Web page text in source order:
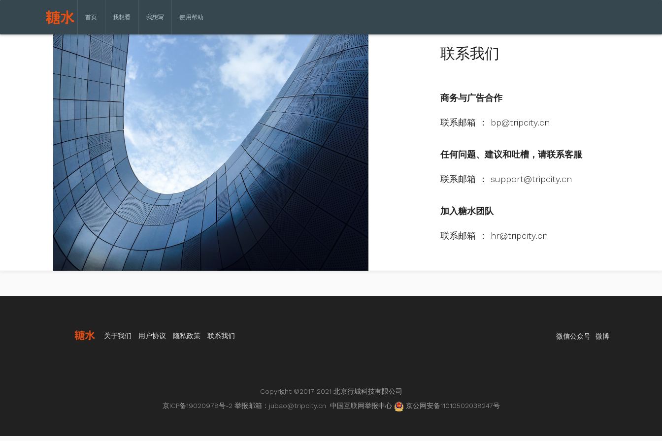
首页 我想看 我想写 使用帮助
联系我们
商务与广告合作
联系邮箱 ： bp@tripcity.cn
任何问题、建议和吐槽，请联系客服
联系邮箱 ： support@tripcity.cn
加入糖水团队
联系邮箱 ： hr@tripcity.cn
关于我们 用户协议 隐私政策 联系我们 微博
微信公众号
Copyright ©2017-2021 北京行城科技有限公司
京ICP备19020978号-2 举报邮箱：jubao@tripcity.cn 中国互联网举报中心 京公网安备11010502038247号